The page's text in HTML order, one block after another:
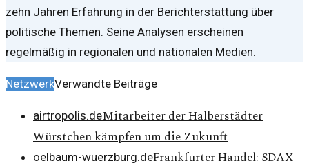
zehn Jahren Erfahrung in der Berichterstattung über
politische Themen. Seine Analysen erscheinen
regelmäßig in regionalen und nationalen Medien.
NetzwerkVerwandte Beiträge
airtropolis.deMitarbeiter der Halberstädter
Würstchen kämpfen um die Zukunft
oelbaum-wuerzburg.deFrankfurter Handel: SDAX